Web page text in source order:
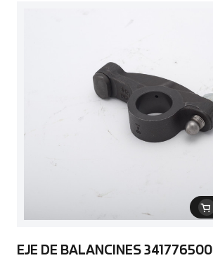
EJE DE BALANCINES 341776500